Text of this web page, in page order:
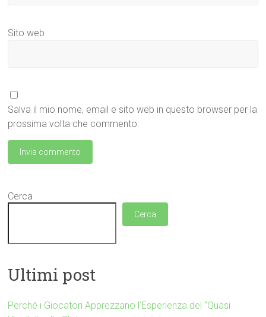
Sito web
Salva il mio nome, email e sito web in questo browser per la
prossima volta che commento.
Cerca
Cerca
Ultimi post
Perché i Giocatori Apprezzano l’Esperienza del “Quasi